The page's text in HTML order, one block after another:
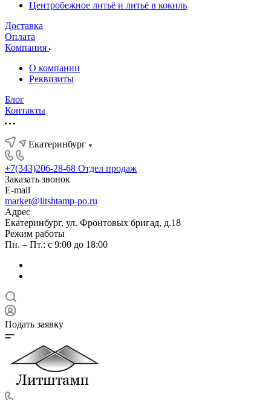
Центробежное литьё и литьё в кокиль
Доставка
Оплата
Компания
О компании
Реквизиты
Блог
Контакты
Екатеринбург
+7(343)206-28-68 Отдел продаж
Заказать звонок
E-mail
market@litshtamp-po.ru
Адрес
Екатеринбург, ул. Фронтовых бригад, д.18
Режим работы
Пн. – Пт.: с 9:00 до 18:00
Подать заявку